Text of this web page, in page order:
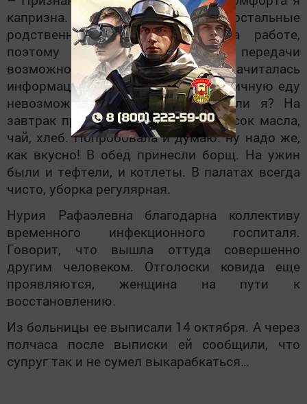
капризна. Муж был в больнице, остальные
родственники круглые сутки на работе,
поэтому постоянно носить передачи
возможности у них не было. Начиталась
информации, что якобы есть больничную еду
невозможно. Переживала, смогу ли я? На
завтрак принесли манную кашу, кусок масла,
чай, хлеб. Попробовала и думаю: ну надо же,
как вкусно! В обед принесли борщ. На ужин
были и тефтели, и котлеты. В палатах всегда
чисто, уборка регулярная.
Нурия Рафаэлевна благодарна коллективу
временного инфекционного госпиталя.
Говорит, что вышла оттуда совершенно
другим человеком. Отголоски ковида еще
проявляются, женщина на пути к
восстановлению.
Из больницы ее выписали 14 октября. А через
полчаса после выписки ей сообщили, что
супруг так и не сумел выкарабкаться…